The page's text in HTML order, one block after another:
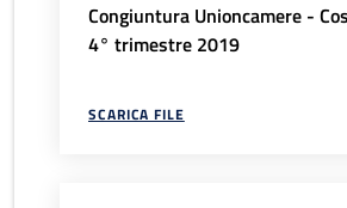
Congiuntura Unioncamere -
4° trimestre 2019
SCARICA FILE